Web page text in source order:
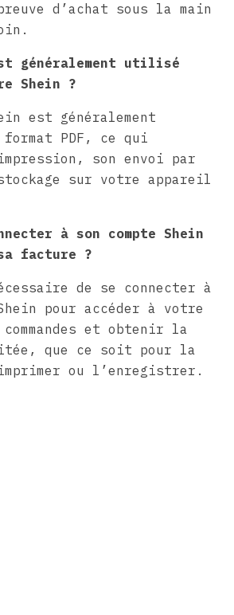
d’achat sous la main
généralement utilisé
Shein ?
est généralement
PDF, ce qui
son envoi par
sur votre appareil
à son compte Shein
facture ?
de se connecter à
pour accéder à votre
et obtenir la
que ce soit pour la
ou l’enregistrer.